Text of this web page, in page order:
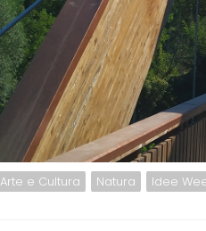
Arte e Cultura Natura Idee